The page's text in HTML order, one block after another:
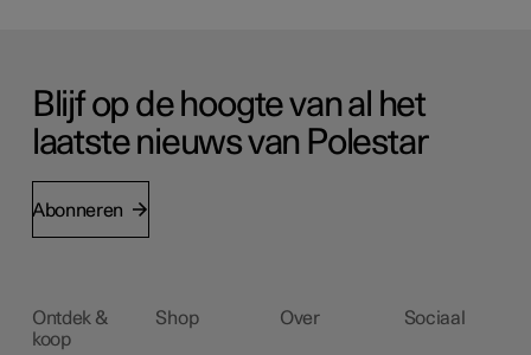
Blijf op de hoogte van al het
laatste nieuws van Polestar
Abonneren
Ontdek &
koop
Shop Over Sociaal